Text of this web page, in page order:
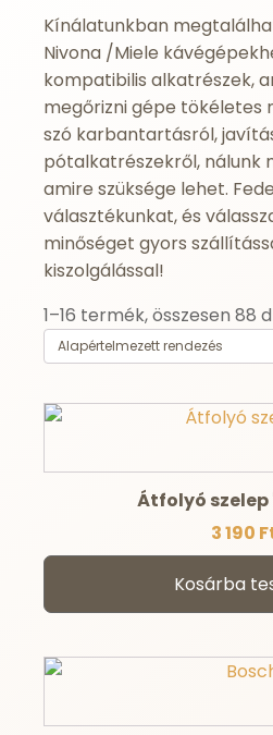
Kínálatunkban
Nivona /Miele
kompatibilis alkatrészek,
megőrizni gépe tökéletes
szó karbantartásról,
pótalkatrészekről, nálunk
amire szüksége lehet.
választékunkat, és
minőséget gyors
kiszolgálással!
1–16 termék, összesen 88
Átfolyó szelep
3 190
Kosárba